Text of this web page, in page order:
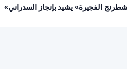
«شطرنج الفجيرة» يشيد بإنجاز السدراني